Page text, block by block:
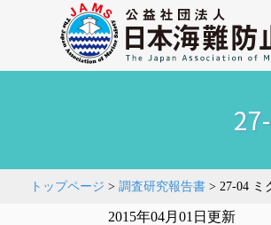
トップページ > 調査研究報告書> 27-04 ミ
2015年04月01日更新